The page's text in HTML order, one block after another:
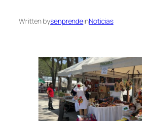
Written bysenprendeinNoticias